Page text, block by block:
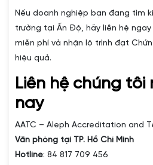
Nếu doanh nghiệp bạn đang tìm
trường tại Ấn Độ, hãy liên hệ
miễn phí và nhận lộ trình đạt
hiệu quả.
Liên hệ chúng tôi
nay
AATC – Aleph Accreditation and
Văn phòng tại TP. Hồ Chí Minh
Hotline: 84 817 709 456